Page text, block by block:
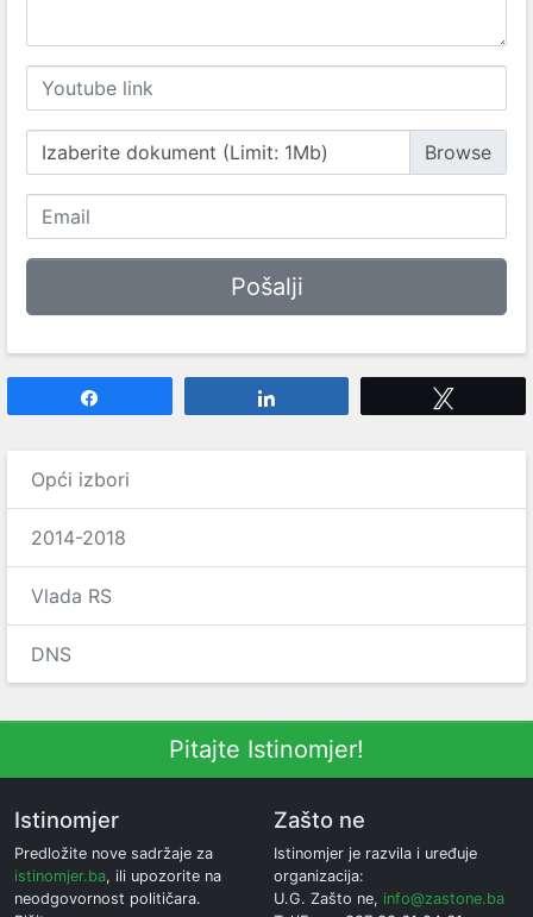
Izaberite dokument (Limit: 1Mb)
Opći izbori
2014-2018
Vlada RS
DNS
Pitajte Istinomjer!
Istinomjer
Predložite nove sadržaje za
istinomjer.ba, ili upozorite na
neodgovornost političara.
Zašto ne
Istinomjer je razvila i uređuje
organizacija:
U.G. Zašto ne, info@zastone.ba